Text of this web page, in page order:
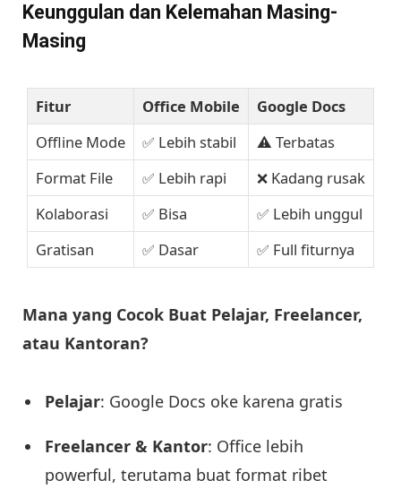
Keunggulan dan Kelemahan Masing-
Masing
Fitur Office Mobile
Google Docs
Offline Mode
✅ Lebih stabil
⚠️ Terbatas
Format File
✅ Lebih rapi
❌ Kadang rusak
Kolaborasi
✅ Bisa
✅ Lebih unggul
Gratisan
✅ Dasar ✅ Full fiturnya
Mana yang Cocok Buat Pelajar, Freelancer,
atau Kantoran?
Pelajar: Google Docs oke karena gratis
Freelancer & Kantor: Office lebih
powerful, terutama buat format ribet